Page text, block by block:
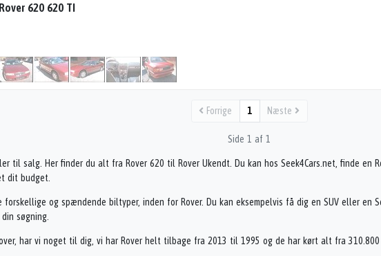
Rover 620 620 TI
Forrige 1 Næste
Side 1 af 1
til salg. Her finder du alt fra Rover 620 til Rover Ukendt. Du kan hos Seek4Cars.net, finde en
dit budget.
forskellige og spændende biltyper, inden for Rover. Du kan eksempelvis få dig en SUV eller en
søgning.
har vi noget til dig, vi har Rover helt tilbage fra 2013 til 1995 og de har kørt alt fra 310.800